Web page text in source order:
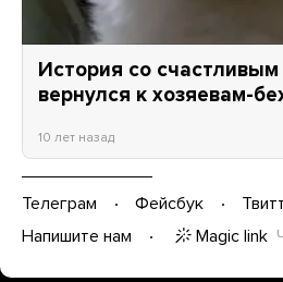
История со счастливым
вернулся к хозяевам-
10 лет назад
Телеграм Фейсбук
Напишите нам
Magic link